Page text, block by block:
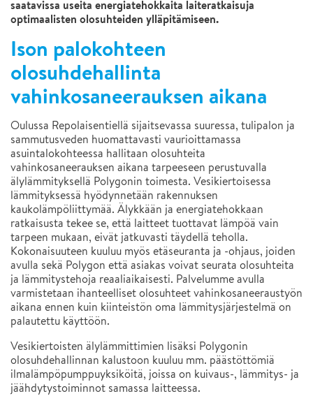
saatavissa useita energiatehokkaita laiteratkaisuja
optimaalisten olosuhteiden ylläpitämiseen.
Ison palokohteen
olosuhdehallinta
vahinkosaneerauksen aikana
Oulussa Repolaisentiellä sijaitsevassa suuressa, tulipalon ja
sammutusveden huomattavasti vaurioittamassa
asuintalokohteessa hallitaan olosuhteita
vahinkosaneerauksen aikana tarpeeseen perustuvalla
älylämmityksellä Polygonin toimesta. Vesikiertoisessa
lämmityksessä hyödynnetään rakennuksen
kaukolämpöliittymää. Älykkään ja energiatehokkaan
ratkaisusta tekee se, että laitteet tuottavat lämpöä vain
tarpeen mukaan, eivät jatkuvasti täydellä teholla.
Kokonaisuuteen kuuluu myös etäseuranta ja -ohjaus, joiden
avulla sekä Polygon että asiakas voivat seurata olosuhteita
ja lämmitystehoja reaaliaikaisesti. Palvelumme avulla
varmistetaan ihanteelliset olosuhteet vahinkosaneeraustyön
aikana ennen kuin kiinteistön oma lämmitysjärjestelmä on
palautettu käyttöön.
Vesikiertoisten älylämmittimien lisäksi Polygonin
olosuhdehallinnan kalustoon kuuluu mm. päästöttömiä
ilmalämpöpumppuyksiköitä, joissa on kuivaus-, lämmitys- ja
jäähdytystoiminnot samassa laitteessa.